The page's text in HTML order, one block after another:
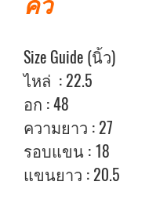
Size Guide (นิ้ว)
ไหล่ : 22.5
อก : 48
ความยาว : 27
รอบแขน : 18
แขนยาว : 20.5